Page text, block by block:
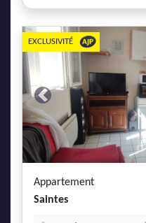
Previous
EXCLUSIVITÉ
Appartement
Saintes